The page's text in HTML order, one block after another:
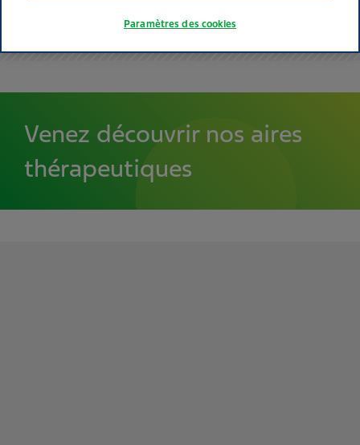
Votre santé
Venez découvrir nos aires
thérapeutiques
Paramètres des cookies